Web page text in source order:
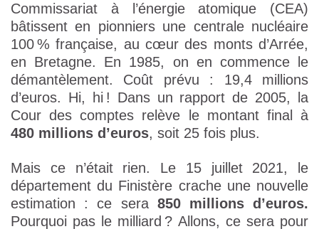
Commissariat à l’énergie atomique (CEA)
bâtissent en pionniers une centrale nucléaire
100 % française, au cœur des monts d’Arrée,
en Bretagne. En 1985, on en commence le
démantèlement. Coût prévu : 19,4 millions
d’euros. Hi, hi ! Dans un rapport de 2005, la
Cour des comptes relève le montant final à
480 millions d’euros, soit 25 fois plus.
Mais ce n’était rien. Le 15 juillet 2021, le
département du Finistère crache une nouvelle
estimation : ce sera 850 millions d’euros.
Pourquoi pas le milliard ? Allons, ce sera pour